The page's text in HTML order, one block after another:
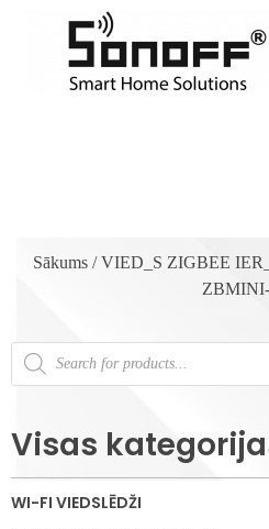
Sākums/VIED_S ZIGBEE
Visas
WI-FI VIEDSLĒDŽI